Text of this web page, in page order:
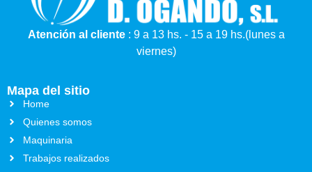
Atención al cliente : 9 a 13 hs. - 15 a 19 hs.(lunes a
viernes)
Mapa del sitio
Home
Quienes somos
Maquinaria
Trabajos realizados